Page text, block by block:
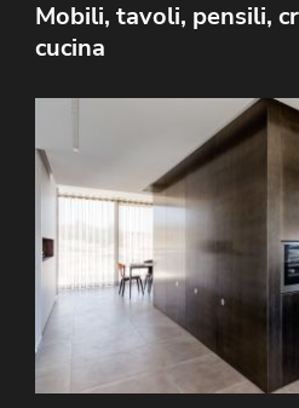
Mobili, tavoli, pensili,
cucina
Cucina open space abitabile
con elettrodomestici
materiali ricercati e di lusso.